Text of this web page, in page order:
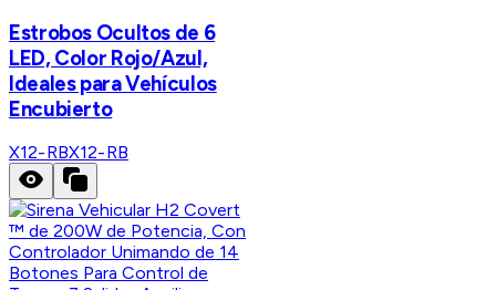
Estrobos Ocultos de 6
LED, Color Rojo/Azul,
Ideales para Vehículos
Encubierto
X12-RBX12-RB